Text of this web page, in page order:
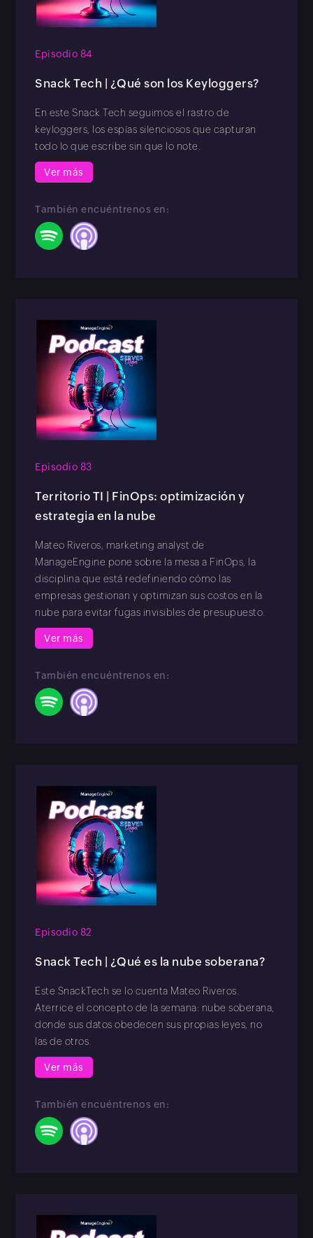
Episodio 84
Snack Tech | ¿Qué son los Keyloggers?
En este Snack Tech seguimos el rastro de
keyloggers, los espías silenciosos que capturan
todo lo que escribe sin que lo note.
Ver más
También encuéntrenos en:
Episodio 83
Territorio TI | FinOps: optimización y
estrategia en la nube
Mateo Riveros, marketing analyst de
ManageEngine pone sobre la mesa a FinOps, la
disciplina que está redefiniendo cómo las
empresas gestionan y optimizan sus costos en la
nube para evitar fugas invisibles de presupuesto.
Ver más
También encuéntrenos en:
Episodio 82
Snack Tech | ¿Qué es la nube soberana?
Este SnackTech se lo cuenta Mateo Riveros.
Aterrice el concepto de la semana: nube soberana,
donde sus datos obedecen sus propias leyes, no
las de otros.
Ver más
También encuéntrenos en: